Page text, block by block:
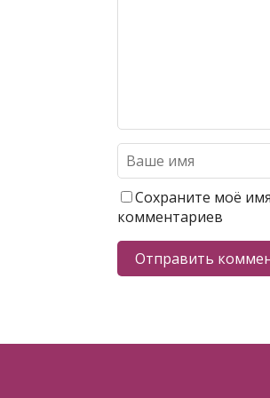
Сохраните моё
комментариев